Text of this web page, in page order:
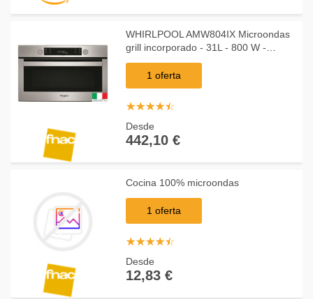
WHIRLPOOL AMW804IX Microondas
grill incorporado - 31L - 800 W -
Combinación grill 1000W - Gris
1 oferta
☆☆☆☆☆
★★★★★
Desde
442,10 €
Cocina 100% microondas
1 oferta
☆☆☆☆☆
★★★★★
Desde
12,83 €